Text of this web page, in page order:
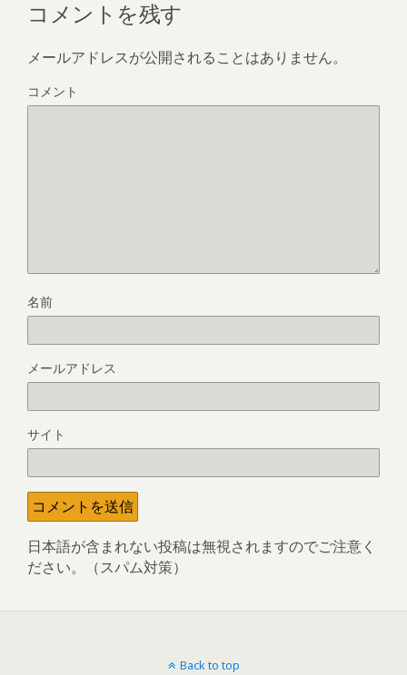
コメントを残す
メールアドレスが公開されることはありません。
コメント
名前
メールアドレス
サイト
日本語が含まれない投稿は無視されますのでご注意く
ださい。（スパム対策）
Back to top